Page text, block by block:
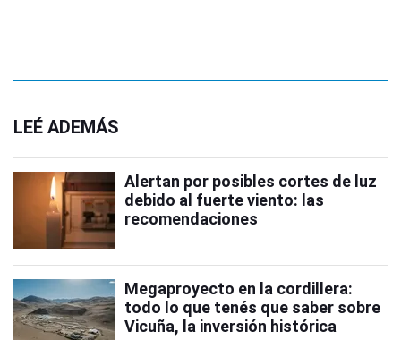
LEÉ ADEMÁS
Alertan por posibles cortes de luz
debido al fuerte viento: las
recomendaciones
Megaproyecto en la cordillera:
todo lo que tenés que saber sobre
Vicuña, la inversión histórica